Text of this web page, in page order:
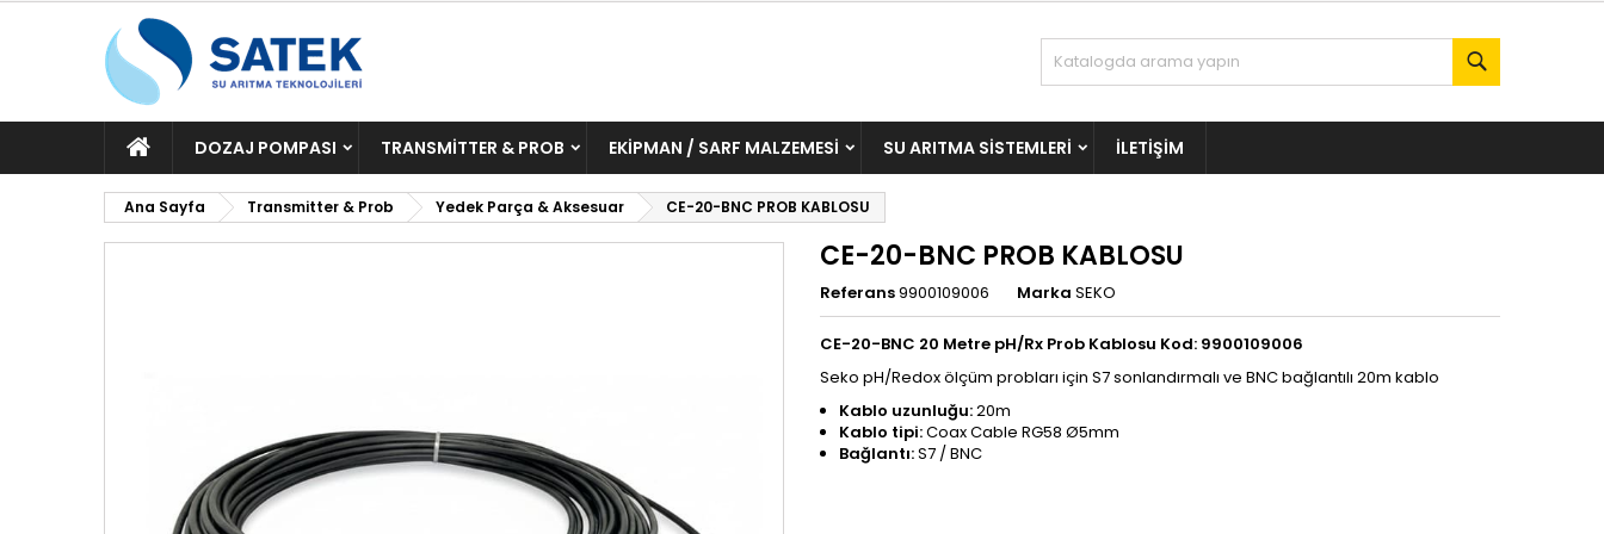
ANA
SAYFA
DOZAJ POMPASI TRANSMITTER & PROB EKIPMAN / SARF MALZEMESI SU ARITMA SISTEMLERI İLETIŞIM
Ana Sayfa Transmitter & Prob Yedek Parça & Aksesuar CE-20-BNC PROB KABLOSU
CE-20-BNC PROB KABLOSU
Referans9900109006 Marka SEKO
CE-20-BNC 20 Metre pH/Rx Prob Kablosu Kod: 9900109006
Seko pH/Redox ölçüm probları için S7 sonlandırmalı ve BNC bağlantılı 20m kablo
Kablo uzunluğu:20m
Kablo tipi:Coax Cable RG58 Ø5mm
Bağlantı:S7 / BNC